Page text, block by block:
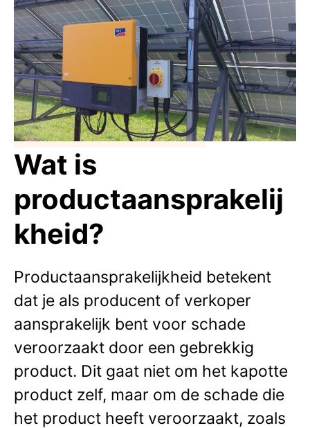
Wat is
productaansprakelij
kheid?
Productaansprakelijkheid betekent
dat je als producent of verkoper
aansprakelijk bent voor schade
veroorzaakt door een gebrekkig
product. Dit gaat niet om het kapotte
product zelf, maar om de schade die
het product heeft veroorzaakt, zoals